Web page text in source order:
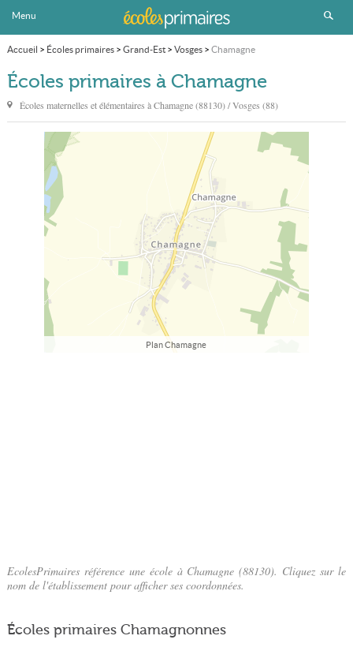
Menu
Accueil > Écoles primaires> Grand-Est> Vosges> Chamagne
Écoles primaires à Chamagne
Écoles maternelles et élémentaires àChamagne(88130) / Vosges (88)
Plan Chamagne
EcolesPrimaires référence une école à Chamagne (88130). Cliquez sur le
nom de l'établissement pour afficher ses coordonnées.
Écoles primaires Chamagnonnes